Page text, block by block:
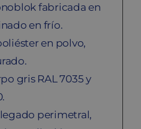
fabricada en
en frío.
en polvo,
gris RAL 7035 y
perimetral,